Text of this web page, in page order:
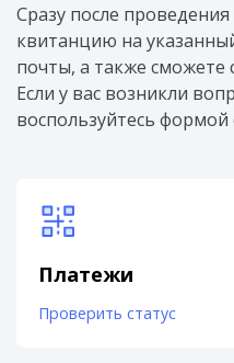
Сразу после
квитанцию на
почты, а также сможете
Если у вас возникли
воспользуйтесь формой
Платежи
Проверить статус